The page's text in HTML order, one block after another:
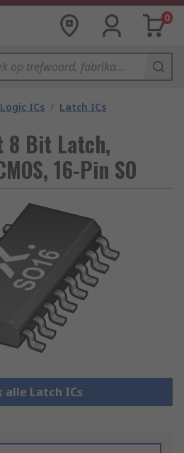
0
Logic ICs / Latch ICs
8 Bit Latch,
16-Pin SO
alle Latch ICs